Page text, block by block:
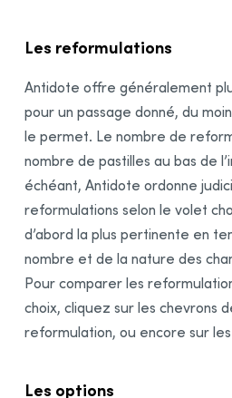
Remerciements
Les reformulations
Antidote offre généralement
pour un passage donné, du
le permet. Le nombre de
nombre de pastilles au bas de
échéant, Antidote ordonne
reformulations selon le volet
d’abord la plus pertinente en
nombre et de la nature des
Pour comparer les
choix, cliquez sur les chevrons
reformulation, ou encore sur
Les options